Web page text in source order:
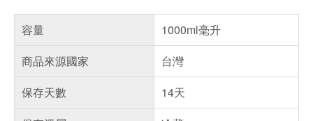
容量
1000ml毫升
商品來源國家
台灣
保存天數
14天